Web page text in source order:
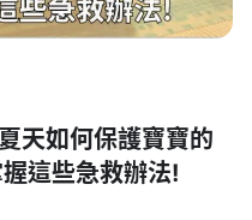
天如何保護寶寶的
這些急救辦法!